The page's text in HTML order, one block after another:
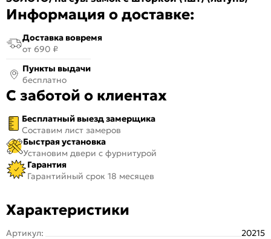
Информация о доставке:
Доставка вовремя
от 690 ₽
Пункты выдачи
бесплатно
С заботой о клиентах
Бесплатный выезд замерщика
Составим лист замеров
Быстрая установка
Установим двери с фурнитурой
Гарантия
Гарантийный срок 18 месяцев
Характеристики
Артикул:
20215